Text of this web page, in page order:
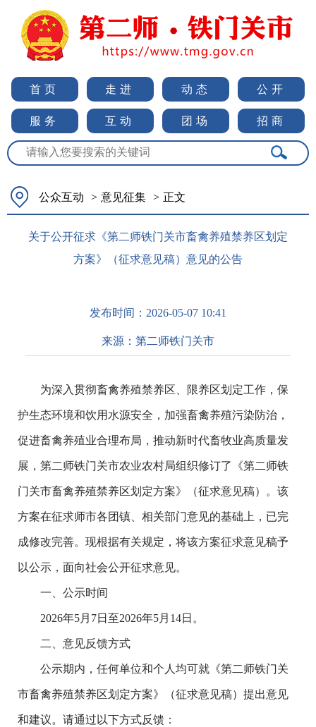
首页 走进 动态 公开
服务 互动 团场 招商
公众互动 > 意见征集 > 正文
关于公开征求《第二师铁门关市畜禽养殖禁养区划定
方案》（征求意见稿）意见的公告
发布时间： 2026-05-07 10:41
来源： 第二师铁门关市
为深入贯彻畜禽养殖禁养区、限养区划定工作，保
护生态环境和饮用水源安全，加强畜禽养殖污染防治，
促进畜禽养殖业合理布局，推动新时代畜牧业高质量发
展，第二师铁门关市农业农村局组织修订了《第二师铁
门关市畜禽养殖禁养区划定方案》（征求意见稿）。该
方案在征求师市各团镇、相关部门意见的基础上，已完
成修改完善。现根据有关规定，将该方案征求意见稿予
以公示，面向社会公开征求意见。
一、公示时间
2026年5月7日至2026年5月14日。
二、意见反馈方式
公示期内，任何单位和个人均可就《第二师铁门关
市畜禽养殖禁养区划定方案》（征求意见稿）提出意见
和建议。请通过以下方式反馈：